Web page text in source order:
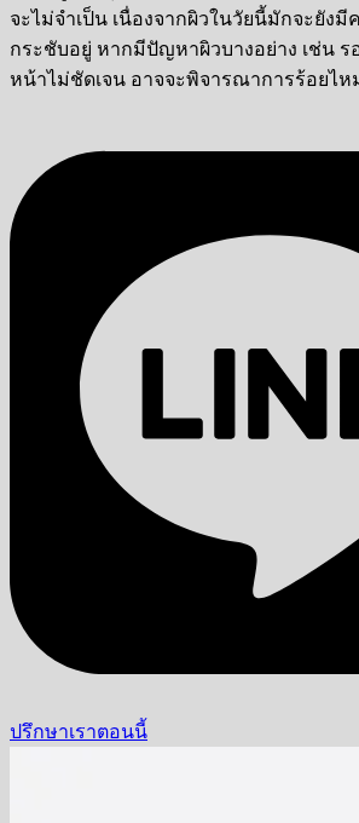
จะไม่จำเป็น เนื่องจากผิวในวัยนี้มักจะยัง
กระชับอยู่ หากมีปัญหาผิวบางอย่าง เช่น ร
หน้าไม่ชัดเจน อาจจะพิจารณาการร้อยไห
ปรึกษาเราตอนนี้